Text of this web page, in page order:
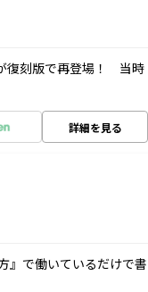
復刻版で再登場！ 当時
詳細を見る
』で働いているだけで書